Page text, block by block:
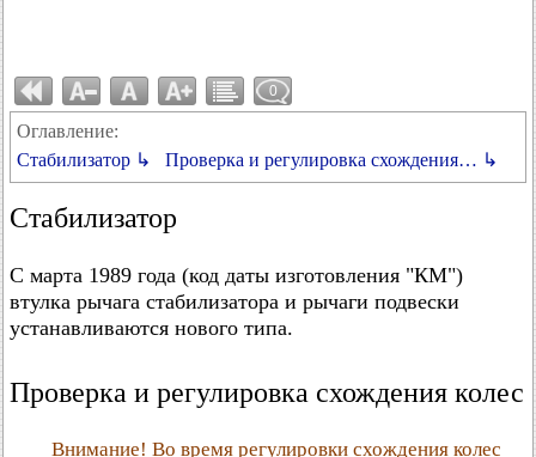
0
Оглавление:
Стабилизатор ↳
Проверка и регулировка схождения… ↳
Стабилизатор
С марта 1989 года (код даты изготовления "КМ")
втулка рычага стабилизатора и рычаги подвески
устанавливаются нового типа.
Проверка и регулировка схождения колес
Внимание! Во время регулировки схождения колес